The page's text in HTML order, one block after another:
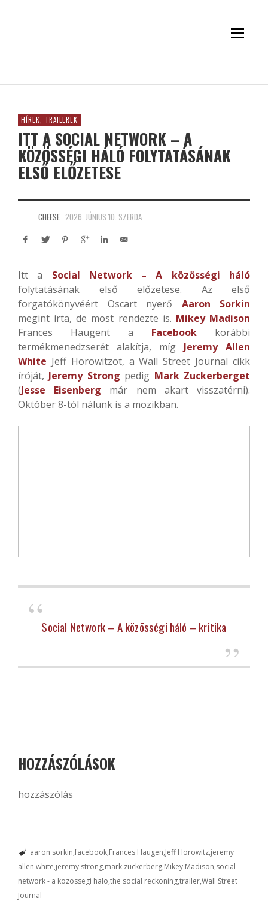
HÍREK, TRAILEREK
ITT A SOCIAL NETWORK – A
KÖZÖSSÉGI HÁLÓ FOLYTATÁSÁNAK
ELSŐ ELŐZETESE
CHEESE 2026. JÚNIUS 10. SZERDA
Itta Social Network – A közösségi háló
folytatásának első előzetese. Az első
forgatókönyvéért Oscart nyerő Aaron Sorkin
megint írta, de most rendezte is. Mikey Madison
Frances Haugent a Facebook korábbi
termékmenedzserét alakítja, míg Jeremy Allen
White Jeff Horowitzot, a Wall Street Journal cikk
íróját, Jeremy Strong pedig Mark Zuckerberget
(Jesse Eisenberg már nem akart visszatérni).
Október 8-tól nálunk is a mozikban.
Social Network – A közösségi háló – kritika
HOZZÁSZÓLÁSOK
hozzászólás
aaron sorkin facebook Frances Haugen Jeff Horowitz jeremy
allen white jeremy strong mark zuckerberg Mikey Madison social
network - a kozossegi halo the social reckoningtrailerWall Street
Journal